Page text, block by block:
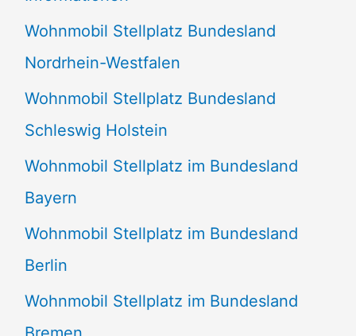
n
n
a
c
h
:
Wohnmobil Stellplatz Bundesland
Nordrhein-Westfalen
Wohnmobil Stellplatz Bundesland
Schleswig Holstein
Wohnmobil Stellplatz im Bundesland
Bayern
Wohnmobil Stellplatz im Bundesland
Berlin
Wohnmobil Stellplatz im Bundesland